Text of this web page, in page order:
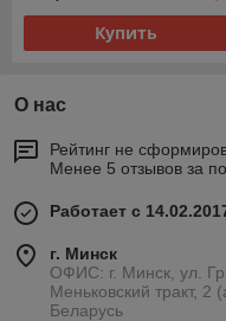
Купить
О нас
Рейтинг не
Менее 5 отзывов за
Работает с
г. Минск
ОФИС: г. Минск, ул.
Меньковский тракт, 2
Беларусь